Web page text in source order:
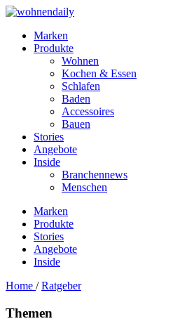
Marken
Produkte
Wohnen
Kochen & Essen
Schlafen
Baden
Accessoires
Bauen
Stories
Angebote
Inside
Branchennews
Menschen
Marken
Produkte
Stories
Angebote
Inside
Home /Ratgeber
Themen